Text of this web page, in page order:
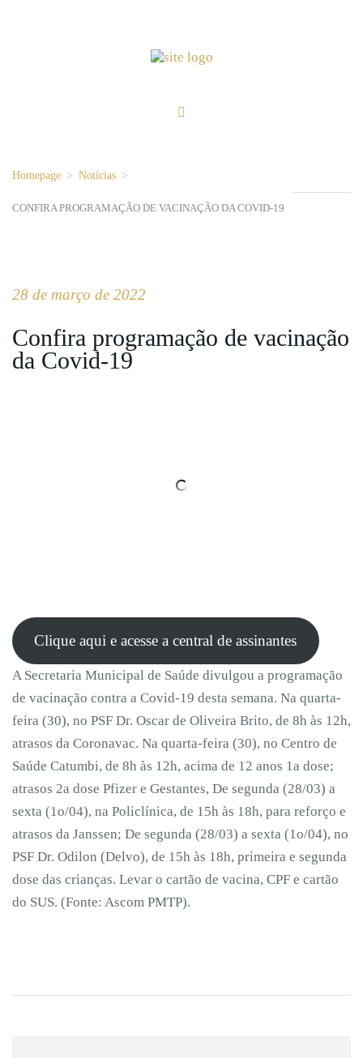
Homepage > Notícias >
CONFIRA PROGRAMAÇÃO DE VACINAÇÃO DA COVID-19
28 de março de 2022
Confira programação de vacinação
da Covid-19
Clique aqui e acesse a central de assinantes
A Secretaria Municipal de Saúde divulgou a programação
de vacinação contra a Covid-19 desta semana. Na quarta-
feira (30), no PSF Dr. Oscar de Oliveira Brito, de 8h às 12h,
atrasos da Coronavac. Na quarta-feira (30), no Centro de
Saúde Catumbi, de 8h às 12h, acima de 12 anos 1a dose;
atrasos 2a dose Pfizer e Gestantes, De segunda (28/03) a
sexta (1o/04), na Policlínica, de 15h às 18h, para reforço e
atrasos da Janssen; De segunda (28/03) a sexta (1o/04), no
PSF Dr. Odilon (Delvo), de 15h às 18h, primeira e segunda
dose das crianças. Levar o cartão de vacina, CPF e cartão
do SUS. (Fonte: Ascom PMTP).